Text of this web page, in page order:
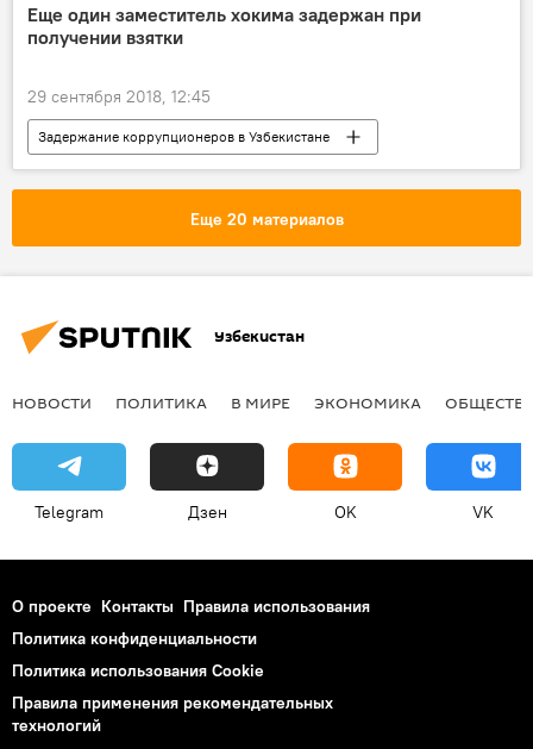
Еще один заместитель хокима задержан при
получении взятки
29 сентября 2018, 12:45
Задержание коррупционеров в Узбекистане
Происшествия
В Узбекистане
Еще 20 материалов
Узбекистан
НОВОСТИ ПОЛИТИКА В МИРЕ ЭКОНОМИКА
Telegram Дзен OK VK
О проекте Контакты Правила использования
Политика конфиденциальности
Политика использования Cookie
Правила применения рекомендательных
технологий